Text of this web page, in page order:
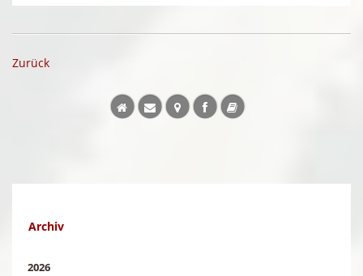
Zurück
Archiv
2026